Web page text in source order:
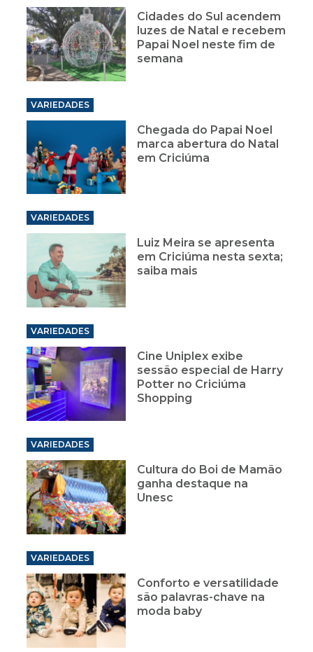
Cidades do Sul acendem
luzes de Natal e recebem
Papai Noel neste fim de
semana
VARIEDADES
Chegada do Papai Noel
marca abertura do Natal
em Criciúma
VARIEDADES
Luiz Meira se apresenta
em Criciúma nesta sexta;
saiba mais
VARIEDADES
Cine Uniplex exibe
sessão especial de Harry
Potter no Criciúma
Shopping
VARIEDADES
Cultura do Boi de Mamão
ganha destaque na
Unesc
VARIEDADES
Conforto e versatilidade
são palavras-chave na
moda baby